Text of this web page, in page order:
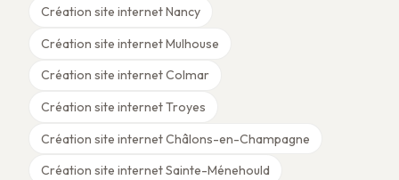
Création site internet Nancy
Création site internet Mulhouse
Création site internet Colmar
Création site internet Troyes
Création site internet Châlons-en-Champagne
Création site internet Sainte-Ménehould